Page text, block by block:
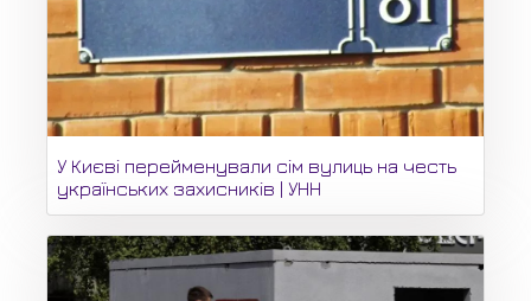
У Києві перейменували сім вулиць на честь
українських захисників | УНН